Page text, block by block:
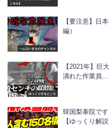
ンネル】
へんないきものチャンネル
【要注意】日
編）
ゆっくりするところ
【2021年】巨
潰れた作業員…
韓国梨泰院で
【ゆっくり解説